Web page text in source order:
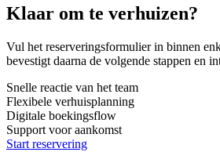
Klaar om te verhuizen?
Vul het reserveringsformulier in binnen
bevestigt daarna de volgende stappen en
Snelle reactie van het team
Flexibele verhuisplanning
Digitale boekingsflow
Support voor aankomst
Start reservering